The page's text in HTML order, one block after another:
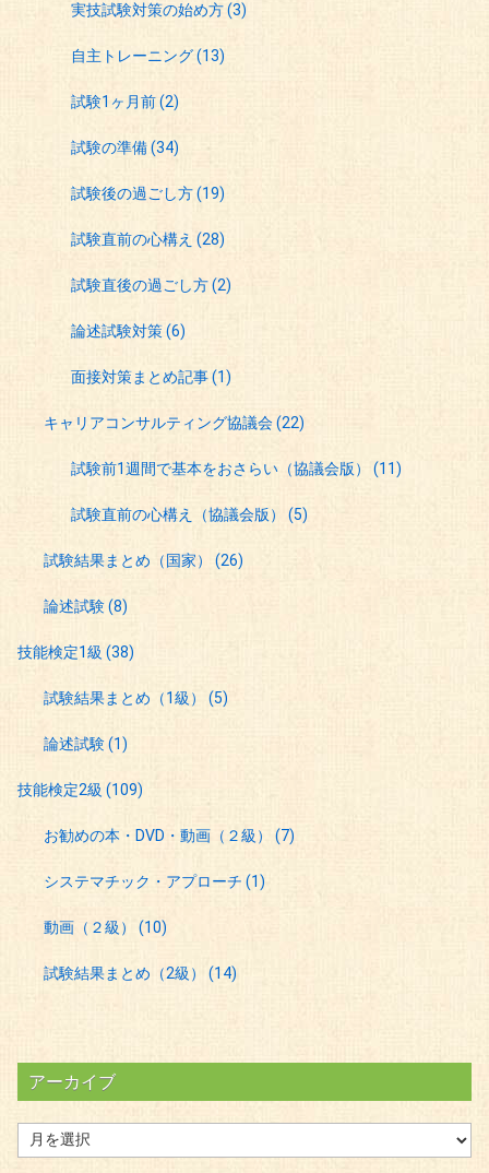
実技試験対策の始め方(3)
自主トレーニング(13)
試験1ヶ月前(2)
試験の準備(34)
試験後の過ごし方(19)
試験直前の心構え (28)
試験直後の過ごし方(2)
論述試験対策(6)
面接対策まとめ記事(1)
キャリアコンサルティング協議会(22)
試験前1週間で基本をおさらい（協議会版） (11)
試験直前の心構え（協議会版） (5)
試験結果まとめ（国家）(26)
論述試験(8)
技能検定1級 (38)
試験結果まとめ（1級）(5)
論述試験(1)
技能検定2級 (109)
お勧めの本・DVD・動画（２級）(7)
システマチック・アプローチ(1)
動画（２級）(10)
試験結果まとめ（2級）(14)
アーカイブ
ー